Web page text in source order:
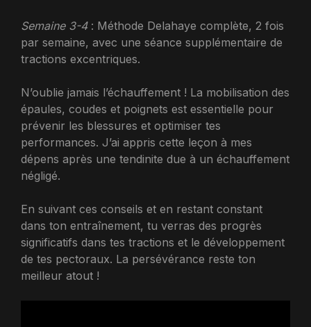
Semaine 3-4: Méthode Delahaye complète, 2 fois
par semaine, avec une séance supplémentaire de
tractions excentriques.
N’oublie jamais l’échauffement ! La mobilisation des
épaules, coudes et poignets est essentielle pour
prévenir les blessures et optimiser tes
performances. J’ai appris cette leçon à mes
dépens après une tendinite due à un échauffement
négligé.
En suivant ces conseils et en restant constant
dans ton entraînement, tu verras des progrès
significatifs dans tes tractions et le développement
de tes pectoraux. La persévérance reste ton
meilleur atout !